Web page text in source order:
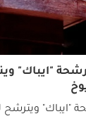
"ايباك"
"ايباك"